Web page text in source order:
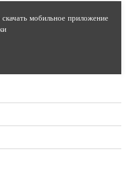
мобильное приложение